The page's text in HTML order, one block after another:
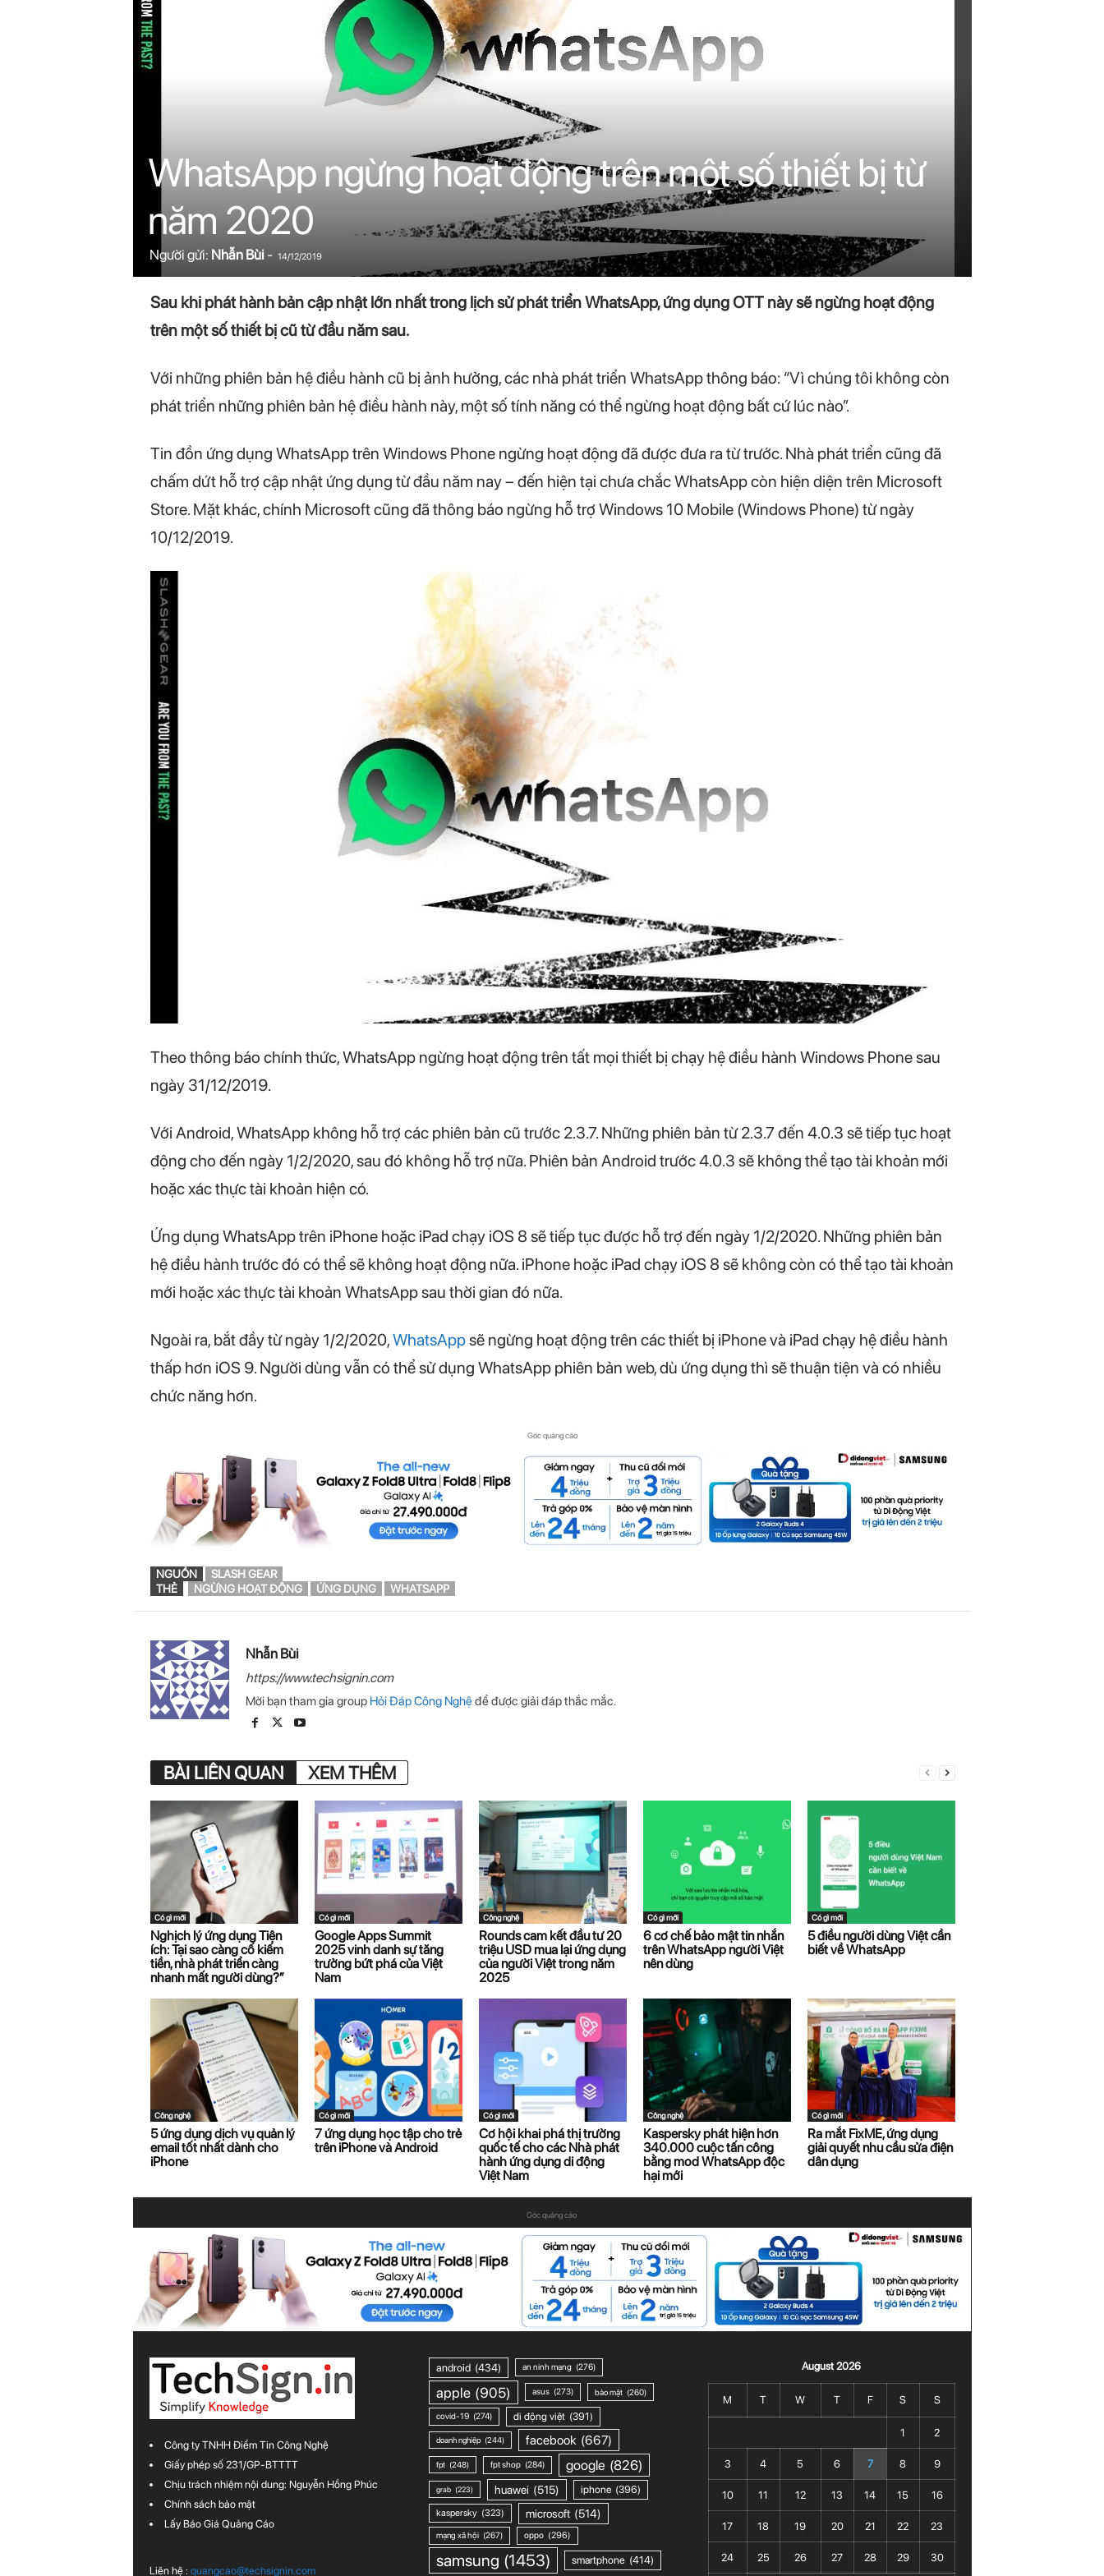
m
WhatsApp ngừng hoạt động trên một số thiết bị từ
năm 2020
Người gửi: Nhẫn Bùi- 14/12/2019
Sau khi phát hành bản cập nhật lớn nhất trong lịch sử phát triển WhatsApp, ứng dụng OTT này sẽ ngừng hoạt động
trên một số thiết bị cũ từ đầu năm sau.
Với những phiên bản hệ điều hành cũ bị ảnh hưởng, các nhà phát triển WhatsApp thông báo: “Vì chúng tôi không còn
phát triển những phiên bản hệ điều hành này, một số tính năng có thể ngừng hoạt động bất cứ lúc nào”.
Tin đồn ứng dụng WhatsApp trên Windows Phone ngừng hoạt động đã được đưa ra từ trước. Nhà phát triển cũng đã
chấm dứt hỗ trợ cập nhật ứng dụng từ đầu năm nay – đến hiện tại chưa chắc WhatsApp còn hiện diện trên Microsoft
Store. Mặt khác, chính Microsoft cũng đã thông báo ngừng hỗ trợ Windows 10 Mobile (Windows Phone) từ ngày
10/12/2019.
Theo thông báo chính thức, WhatsApp ngừng hoạt động trên tất mọi thiết bị chạy hệ điều hành Windows Phone sau
ngày 31/12/2019.
Với Android, WhatsApp không hỗ trợ các phiên bản cũ trước 2.3.7. Những phiên bản từ 2.3.7 đến 4.0.3 sẽ tiếp tục hoạt
động cho đến ngày 1/2/2020, sau đó không hỗ trợ nữa. Phiên bản Android trước 4.0.3 sẽ không thể tạo tài khoản mới
hoặc xác thực tài khoản hiện có.
Ứng dụng WhatsApp trên iPhone hoặc iPad chạy iOS 8 sẽ tiếp tục được hỗ trợ đến ngày 1/2/2020. Những phiên bản
hệ điều hành trước đó có thể sẽ không hoạt động nữa. iPhone hoặc iPad chạy iOS 8 sẽ không còn có thể tạo tài khoản
mới hoặc xác thực tài khoản WhatsApp sau thời gian đó nữa.
Ngoài ra, bắt đầy từ ngày 1/2/2020,WhatsAppsẽ ngừng hoạt động trên các thiết bị iPhone và iPad chạy hệ điều hành
thấp hơn iOS 9. Người dùng vẫn có thể sử dụng WhatsApp phiên bản web, dù ứng dụng thì sẽ thuận tiện và có nhiều
chức năng hơn.
Góc quảng cáo
NGUỒN
SLASH GEAR
THẺ
NGỪNG HOẠT ĐỘNG ỨNG DỤNG WHATSAPP
Nhẫn Bùi
https://www.techsignin.com
Mời bạn tham gia group Hỏi Đáp Công Nghệđể được giải đáp thắc mắc.
BÀI LIÊN QUAN XEM THÊM
Có gì mới
Nghịch lý ứng dụng Tiện
ích: Tại sao càng cố kiếm
tiền, nhà phát triển càng
nhanh mất người dùng?”
Có gì mới
Google Apps Summit
2025 vinh danh sự tăng
trưởng bứt phá của Việt
Nam
Công nghệ
Rounds cam kết đầu tư 20
triệu USD mua lại ứng dụng
của người Việt trong năm
2025
Có gì mới
6 cơ chế bảo mật tin nhắn
trên WhatsApp người Việt
nên dùng
Có gì mới
5 điều người dùng Việt cần
biết về WhatsApp
Công nghệ
5 ứng dụng dịch vụ quản lý
email tốt nhất dành cho
iPhone
Có gì mới
7 ứng dụng học tập cho trẻ
trên iPhone và Android
Có gì mới
Cơ hội khai phá thị trường
quốc tế cho các Nhà phát
hành ứng dụng di động
Việt Nam
Công nghệ
Kaspersky phát hiện hơn
340.000 cuộc tấn công
bằng mod WhatsApp độc
hại mới
Có gì mới
Ra mắt FixME, ứng dụng
giải quyết nhu cầu sửa điện
dân dụng
Góc quảng cáo
Công ty TNHH Điểm Tin Công Nghệ
Giấy phép số 231/GP-BTTTT
Chịu trách nhiệm nội dung: Nguyễn Hồng Phúc
Chính sách bảo mật
Lấy Báo Giá Quảng Cáo
Liên hệ : quangcao@techsignin.com
android (434) an ninh mạng (276)
apple (905) asus (273) bảo mật (260)
covid-19 (274) di động việt (391)
doanh nghiệp (244) facebook (667)
fpt (248) fpt shop (284) google (826)
grab (223) huawei (515) iphone (396)
kaspersky (323) microsoft (514)
mạng xã hội (267) oppo (296)
samsung (1453) smartphone (414)
August 2026
M T W T F S S
1 2
3 4 5 6 7 8 9
10 11 12 13 14 15 16
17 18 19 20 21 22 23
24 25 26 27 28 29 30